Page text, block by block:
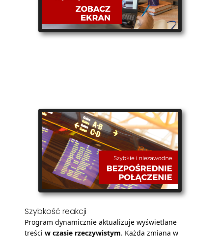
Szybkość reakcji
Program dynamicznie aktualizuje wyświetlane
treści w czasie rzeczywistym. Każda zmiana w